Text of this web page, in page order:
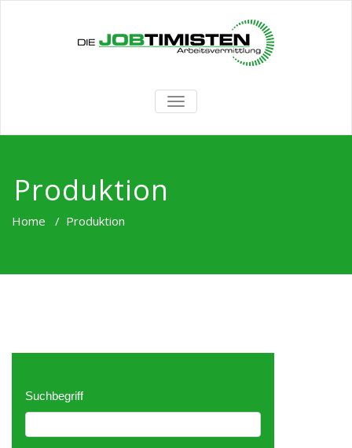
TOGGLE
NAVIGATION
Produktion
Home / Produktion